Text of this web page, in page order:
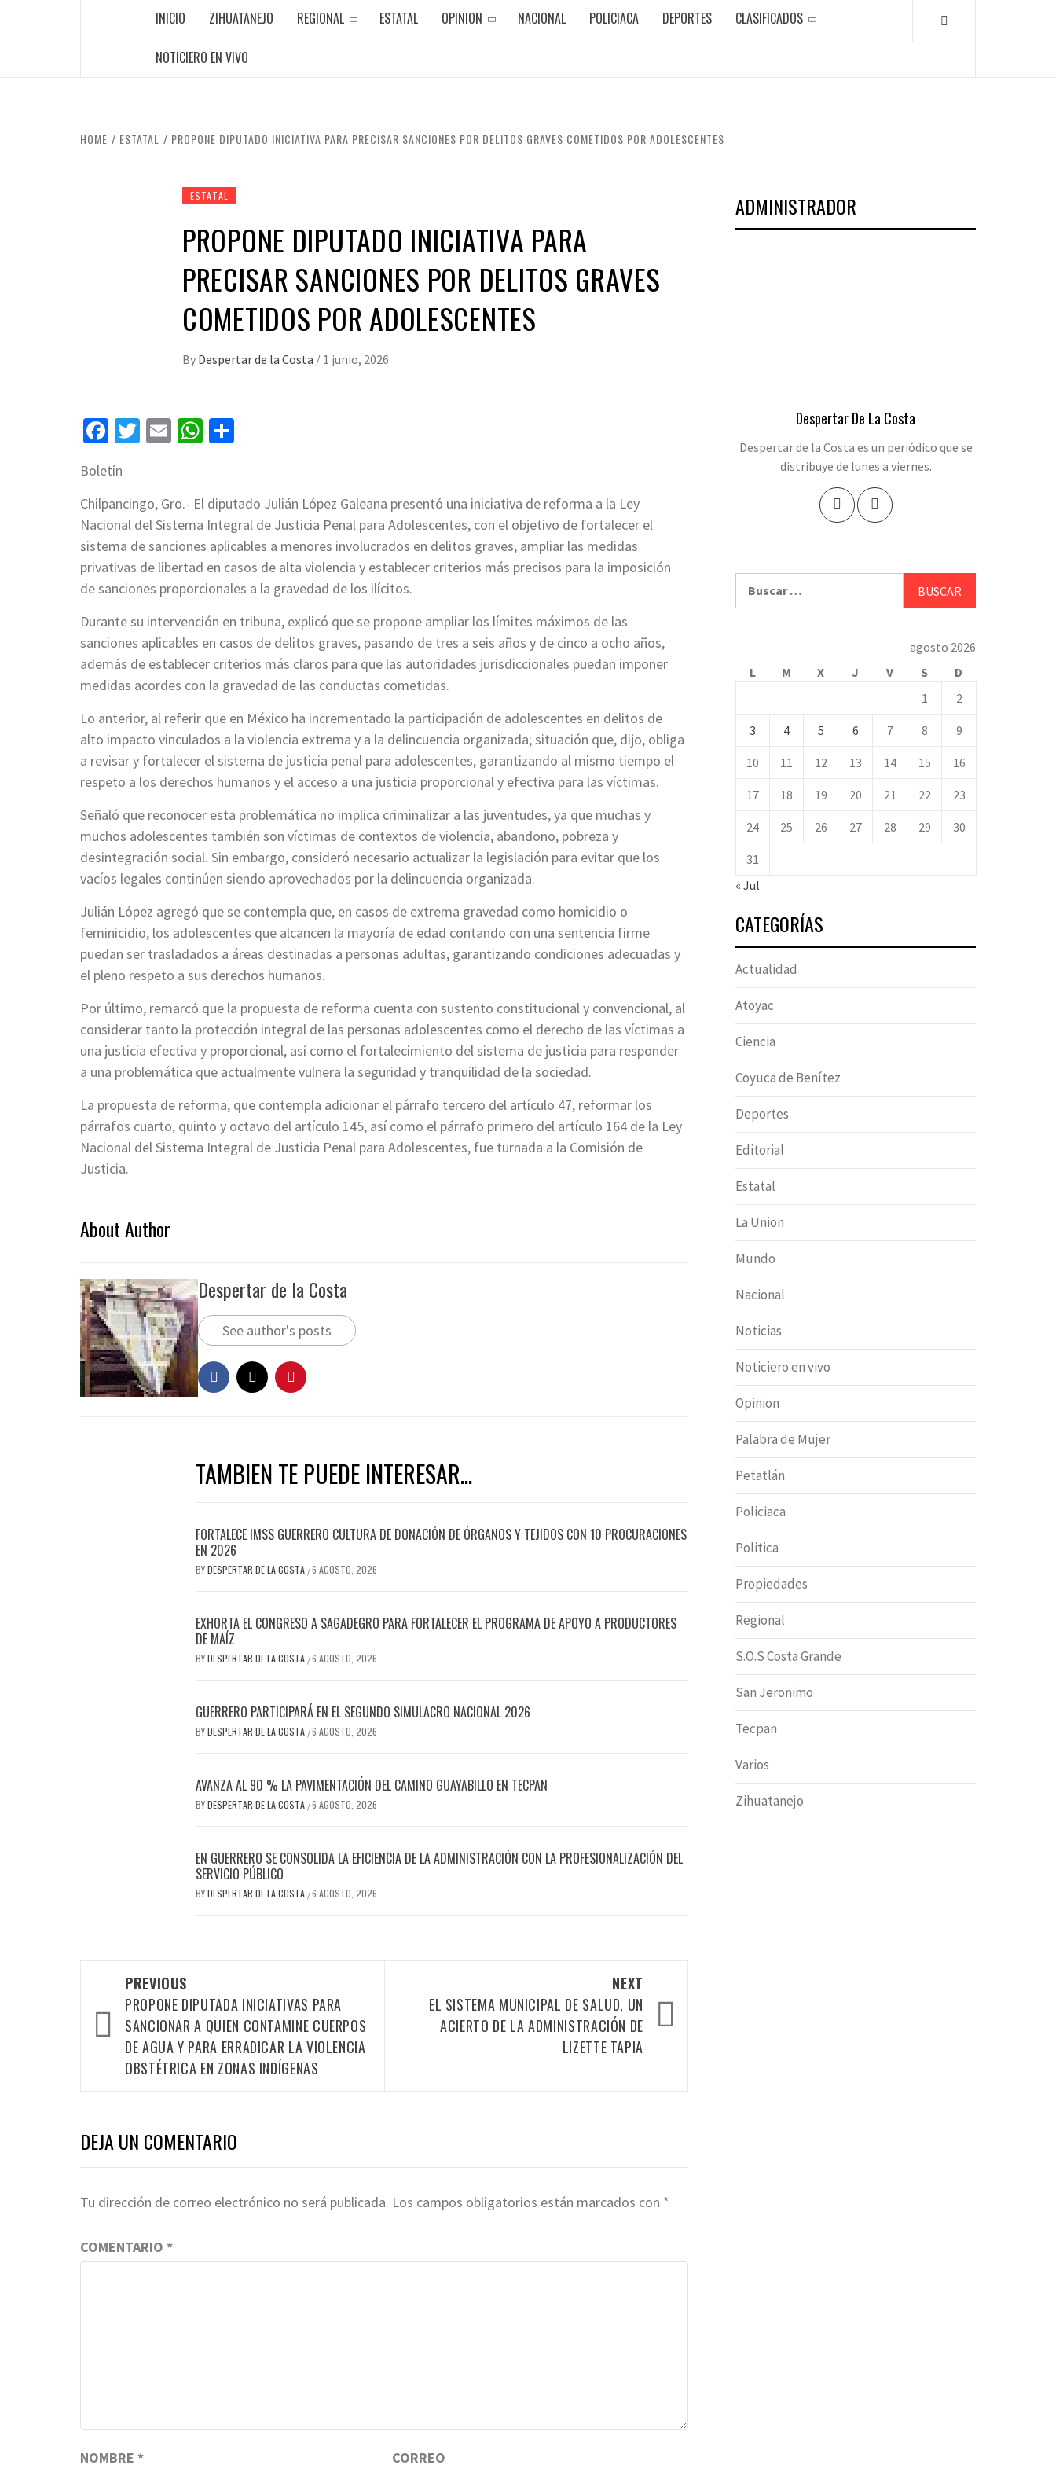
INICIO ZIHUATANEJO REGIONAL ESTATAL OPINION NACIONAL POLICIACA DEPORTES CLASIFICADOS
NOTICIERO EN VIVO
HOME ESTATAL PROPONE DIPUTADO INICIATIVA PARA PRECISAR SANCIONES POR DELITOS GRAVES COMETIDOS POR ADOLESCENTES
ESTATAL
PROPONE DIPUTADO INICIATIVA PARA
PRECISAR SANCIONES POR DELITOS GRAVES
COMETIDOS POR ADOLESCENTES
By Despertar de la Costa / 1 junio, 2026
Facebook
Twitter
EmailWhatsApp
Boletín
Chilpancingo, Gro.- El diputado Julián López Galeana presentó una iniciativa de reforma a la Ley
Nacional del Sistema Integral de Justicia Penal para Adolescentes, con el objetivo de fortalecer el
sistema de sanciones aplicables a menores involucrados en delitos graves, ampliar las medidas
privativas de libertad en casos de alta violencia y establecer criterios más precisos para la imposición
de sanciones proporcionales a la gravedad de los ilícitos.
Durante su intervención en tribuna, explicó que se propone ampliar los límites máximos de las
sanciones aplicables en casos de delitos graves, pasando de tres a seis años y de cinco a ocho años,
además de establecer criterios más claros para que las autoridades jurisdiccionales puedan imponer
medidas acordes con la gravedad de las conductas cometidas.
Lo anterior, al referir que en México ha incrementado la participación de adolescentes en delitos de
alto impacto vinculados a la violencia extrema y a la delincuencia organizada; situación que, dijo, obliga
a revisar y fortalecer el sistema de justicia penal para adolescentes, garantizando al mismo tiempo el
respeto a los derechos humanos y el acceso a una justicia proporcional y efectiva para las víctimas.
Señaló que reconocer esta problemática no implica criminalizar a las juventudes, ya que muchas y
muchos adolescentes también son víctimas de contextos de violencia, abandono, pobreza y
desintegración social. Sin embargo, consideró necesario actualizar la legislación para evitar que los
vacíos legales continúen siendo aprovechados por la delincuencia organizada.
Julián López agregó que se contempla que, en casos de extrema gravedad como homicidio o
feminicidio, los adolescentes que alcancen la mayoría de edad contando con una sentencia firme
puedan ser trasladados a áreas destinadas a personas adultas, garantizando condiciones adecuadas y
el pleno respeto a sus derechos humanos.
Por último, remarcó que la propuesta de reforma cuenta con sustento constitucional y convencional, al
considerar tanto la protección integral de las personas adolescentes como el derecho de las víctimas a
una justicia efectiva y proporcional, así como el fortalecimiento del sistema de justicia para responder
a una problemática que actualmente vulnera la seguridad y tranquilidad de la sociedad.
La propuesta de reforma, que contempla adicionar el párrafo tercero del artículo 47, reformar los
párrafos cuarto, quinto y octavo del artículo 145, así como el párrafo primero del artículo 164 de la Ley
Nacional del Sistema Integral de Justicia Penal para Adolescentes, fue turnada a la Comisión de
Justicia.
About Author
Despertar de la Costa
See author's posts
TAMBIEN TE PUEDE INTERESAR...
FORTALECE IMSS GUERRERO CULTURA DE DONACIÓN DE ÓRGANOS Y TEJIDOS CON 10 PROCURACIONES
EN 2026
BYDESPERTAR DE LA COSTA /6 AGOSTO, 2026
EXHORTA EL CONGRESO A SAGADEGRO PARA FORTALECER EL PROGRAMA DE APOYO A PRODUCTORES
DE MAÍZ
BYDESPERTAR DE LA COSTA /6 AGOSTO, 2026
GUERRERO PARTICIPARÁ EN EL SEGUNDO SIMULACRO NACIONAL 2026
BYDESPERTAR DE LA COSTA /6 AGOSTO, 2026
AVANZA AL 90 % LA PAVIMENTACIÓN DEL CAMINO GUAYABILLO EN TECPAN
BYDESPERTAR DE LA COSTA /6 AGOSTO, 2026
EN GUERRERO SE CONSOLIDA LA EFICIENCIA DE LA ADMINISTRACIÓN CON LA PROFESIONALIZACIÓN DEL
SERVICIO PÚBLICO
BYDESPERTAR DE LA COSTA /6 AGOSTO, 2026
navigation
PREVIOUS
PROPONE DIPUTADA INICIATIVAS PARA
SANCIONAR A QUIEN CONTAMINE CUERPOS
DE AGUA Y PARA ERRADICAR LA VIOLENCIA
OBSTÉTRICA EN ZONAS INDÍGENAS
NEXT
EL SISTEMA MUNICIPAL DE SALUD, UN
ACIERTO DE LA ADMINISTRACIÓN DE
LIZETTE TAPIA
DEJA UN COMENTARIO
Tu dirección de correo electrónico no será publicada. Los campos obligatorios están marcados con *
COMENTARIO *
NOMBRE * CORREO
ADMINISTRADOR
Despertar De La Costa
Despertar de la Costa es un periódico que se
distribuye de lunes a viernes.
agosto 2026
L
M X J V S
D
1
2
3 4 5 6 7 8 9
10 11 12 13 14 15 16
17 18 19 20 21 22 23
24 25 26 27 28 29 30
31
« Jul
CATEGORÍAS
Actualidad
Atoyac
Ciencia
Coyuca de Benítez
Deportes
Editorial
Estatal
La Union
Mundo
Nacional
Noticias
Noticiero en vivo
Opinion
Palabra de Mujer
Petatlán
Policiaca
Politica
Propiedades
Regional
S.O.S Costa Grande
San Jeronimo
Tecpan
Varios
Zihuatanejo